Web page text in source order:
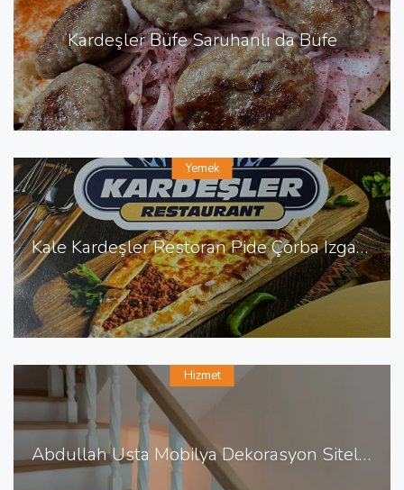
Kardeşler Büfe Saruhanlı da Büfe
Kale Kardeşler Restoran Pide Çorba Izgara Sulu Yemek
Yemek
Abdullah Usta Mobilya Dekorasyon Sitelerde Mobilya Dekorasyon
Hizmet